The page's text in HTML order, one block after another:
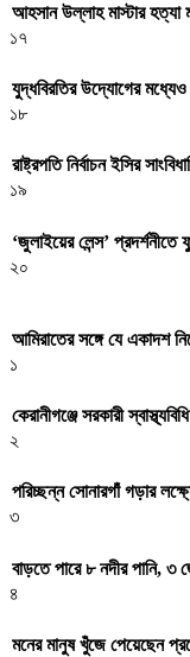
আহসান উল্লাহ মাস্টার হত্যা
১৭
যুদ্ধবিরতির উদ্যোগের
১৮
রাষ্ট্রপতি নির্বাচন ইসির
১৯
‘জুলাইয়ের লেন্স’
২০
আমিরাতের সঙ্গে যে একাদশ
১
কেরানীগঞ্জে সরকারী
২
পরিচ্ছন্ন সোনারগাঁ গড়ার
৩
বাড়তে পারে ৮ নদীর পানি, ৩
৪
মনের মানুষ খুঁজে পেয়েছেন